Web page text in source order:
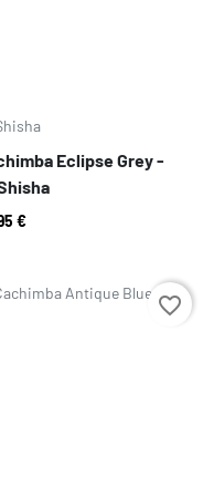
Eclipse Grey -
€
favorite_border